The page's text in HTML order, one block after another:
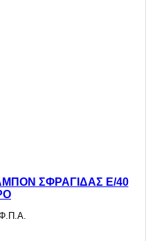
ΣΦΡΑΓΙΔΑΣ E/40